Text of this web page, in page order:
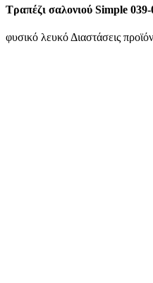
Τραπέζι σαλονιού Simple
φυσικό λευκό Διαστάσεις